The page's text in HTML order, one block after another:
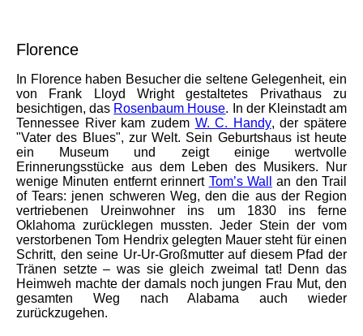
Florence
In Florence haben Besucher die seltene Gelegenheit, ein
von Frank Lloyd Wright gestaltetes Privathaus zu
besichtigen, das Rosenbaum House. In der Kleinstadt am
Tennessee River kam zudem W. C. Handy, der spätere
"Vater des Blues", zur Welt. Sein Geburtshaus ist heute
ein Museum und zeigt einige wertvolle
Erinnerungsstücke aus dem Leben des Musikers. Nur
wenige Minuten entfernt erinnert Tom’s Wall
an den Trail
of Tears: jenen schweren Weg, den die aus der Region
vertriebenen Ureinwohner ins um 1830 ins ferne
Oklahoma zurücklegen mussten. Jeder Stein der vom
verstorbenen Tom Hendrix gelegten Mauer steht für einen
Schritt, den seine Ur-Ur-Großmutter auf diesem Pfad der
Tränen setzte – was sie gleich zweimal tat! Denn das
Heimweh machte der damals noch jungen Frau Mut, den
gesamten Weg nach Alabama auch wieder
zurückzugehen.